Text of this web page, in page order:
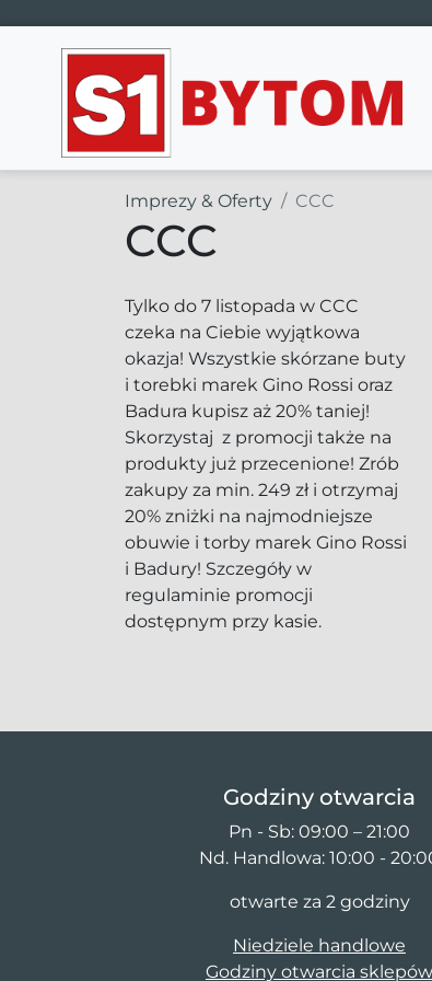
Main Navigation
Imprezy & Oferty CCC
CCC
Tylko do 7 listopada w CCC
czeka na Ciebie wyjątkowa
okazja! Wszystkie skórzane buty
i torebki marek Gino Rossi oraz
Badura kupisz aż 20% taniej!
Skorzystaj z promocji także na
produkty już przecenione! Zrób
zakupy za min. 249 zł i otrzymaj
20% zniżki na najmodniejsze
obuwie i torby marek Gino Rossi
i Badury! Szczegóły w
regulaminie promocji
dostępnym przy kasie.
Godziny otwarcia
Pn - Sb: 09:00 – 21:00
Nd. Handlowa: 10:00 -
otwarte za 2 godziny
Niedziele handlowe
Godziny otwarcia sklepów